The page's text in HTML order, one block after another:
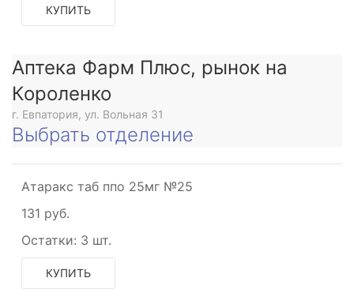
КУПИТЬ
Аптека Фарм Плюс, рынок на
Короленко
г. Евпатория, ул. Вольная 31
Выбрать отделение
Атаракс таб ппо 25мг №25
131 руб.
Остатки: 3 шт.
КУПИТЬ